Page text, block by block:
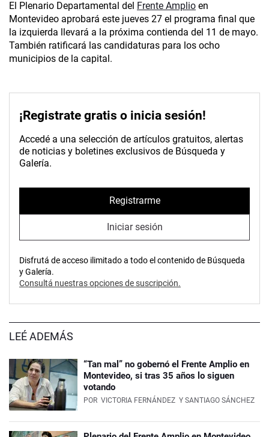
El Plenario Departamental del Frente Amplio en
Montevideo aprobará este jueves 27 el programa final que
la izquierda llevará a la próxima contienda del 11 de mayo.
También ratificará las candidaturas para los ocho
municipios de la capital.
¡Registrate gratis o inicia sesión!
Accedé a una selección de artículos gratuitos, alertas
de noticias y boletines exclusivos de Búsqueda y
Galería.
Registrarme
Iniciar sesión
Disfrutá de acceso ilimitado a todo el contenido de Búsqueda
y Galería.
Consultá nuestras opciones de suscripción.
LEÉ ADEMÁS
“Tan mal” no gobernó el Frente Amplio en
Montevideo, si tras 35 años lo siguen
votando
POR VICTORIA FERNÁNDEZ Y SANTIAGO SÁNCHEZ